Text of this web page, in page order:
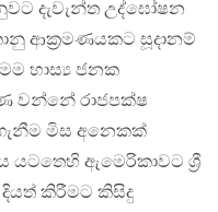
දැවැන්ත උද්ඝෝෂන
ආක්‍රමණයකට සූදානම්
හාස්‍ය ජනක
වන්නේ රාජපක්ෂ
මිස අනෙකක්
ඇමෙරිකාවට ශ්‍රී
කිරීමට කිසිදු